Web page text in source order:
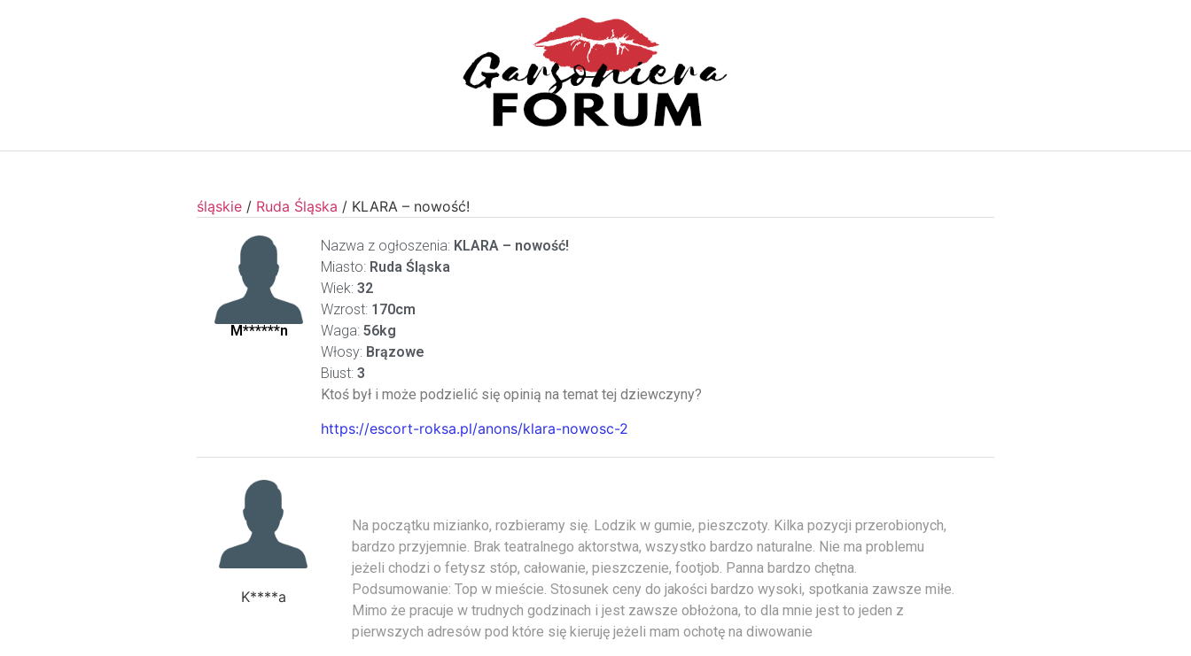
śląskie / Ruda Śląska / KLARA – nowość!
M******n
Nazwa z ogłoszenia: KLARA – nowość!
Miasto: Ruda Śląska
Wiek: 32
Wzrost: 170cm
Waga: 56kg
Włosy: Brązowe
Biust: 3
Ktoś był i może podzielić się opinią na temat tej dziewczyny?
https://escort-roksa.pl/anons/klara-nowosc-2
K****a
Na początku mizianko, rozbieramy się. Lodzik w gumie, pieszczoty. Kilka pozycji przerobionych,
bardzo przyjemnie. Brak teatralnego aktorstwa, wszystko bardzo naturalne. Nie ma problemu
jeżeli chodzi o fetysz stóp, całowanie, pieszczenie, footjob. Panna bardzo chętna.
Podsumowanie: Top w mieście. Stosunek ceny do jakości bardzo wysoki, spotkania zawsze miłe.
Mimo że pracuje w trudnych godzinach i jest zawsze obłożona, to dla mnie jest to jeden z
pierwszych adresów pod które się kieruję jeżeli mam ochotę na diwowanie